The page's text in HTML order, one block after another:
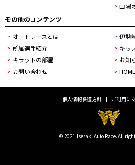
山陽
その他のコンテンツ
オートレースとは
伊勢
所属選手紹介
キッ
キラットの部屋
お知
お問い合わせ
個人情報保護方針 ご利用に
© 2021 Isesaki Auto Race. All